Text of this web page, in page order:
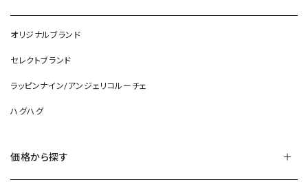
オリジナルブランド
セレクトブランド
ラッピンナイン/アンジェリコルーチェ
ハグハグ
価格から探す